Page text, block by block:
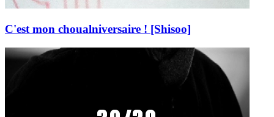
C'est mon choualniversaire ! [Shisoo]